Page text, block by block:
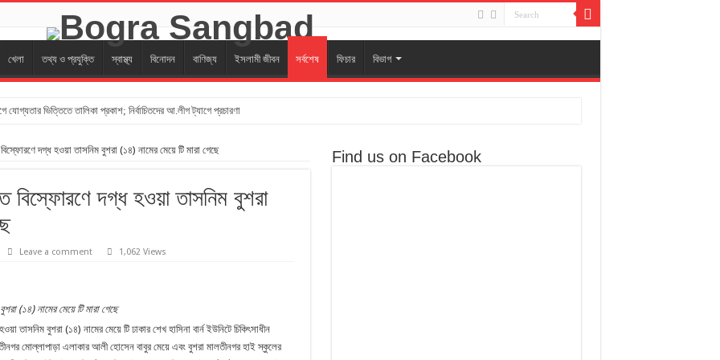
খেলা তথ্য ও প্রযুক্তি স্বাস্থ্য বিনোদন বাণিজ্য ইসলামী জীবন সর্বশেষ ফিচার বিভাগ
যোগ্যতার ভিত্তিতে তালিকা প্রকাশ; নির্বাচিতদের আ.লীগ ট্যাগে প্রচারণা
স্থান পরিদর্শন করলেন শিল্পমন্ত্রী
শাকপালা পার্ক
বিকল্প নেই। –এমপি মিল্টন
সভা অনুষ্ঠিত হয় ‎এমপি মিলটন
দগ্ধ হওয়া তাসনিম বুশরা (১৪) নামের মেয়ে টি মারা গেছে
বিস্ফোরণে দগ্ধ হওয়া তাসনিম বুশরা
Leave a comment 1,062 Views
(১৪) নামের মেয়ে টি মারা গেছে
তাসনিম বুশরা (১৪) নামের মেয়ে টি ঢাকার শেখ হাসিনা বার্ন ইউনিটে চিকিৎসাধীন
মোল্লাপাড়া এলাকার আলী হোসেন বাবুর মেয়ে এবং বুশরা মালতীনগর হাই স্কুলের
Find us on Facebook